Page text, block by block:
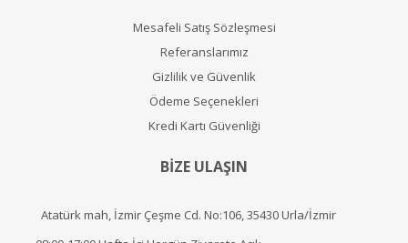
Mesafeli Satış Sözleşmesi
Referanslarımız
Gizlilik ve Güvenlik
Ödeme Seçenekleri
Kredi Kartı Güvenliği
BİZE ULAŞIN
Atatürk mah, İzmir Çeşme Cd. No:106, 35430 Urla/İzmir